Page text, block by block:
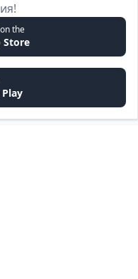
the
Store